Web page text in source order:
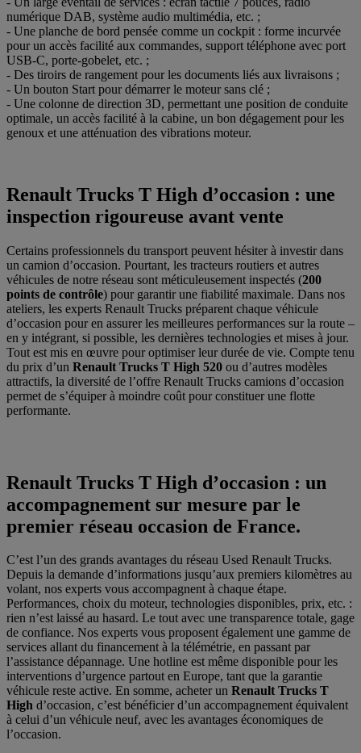
numérique DAB, système audio multimédia, etc. ;
- Une planche de bord pensée comme un cockpit : forme incurvée
pour un accès facilité aux commandes, support téléphone avec port
USB-C, porte-gobelet, etc. ;
- Des tiroirs de rangement pour les documents liés aux livraisons ;
- Un bouton Start pour démarrer le moteur sans clé ;
- Une colonne de direction 3D, permettant une position de conduite
optimale, un accès facilité à la cabine, un bon dégagement pour les
genoux et une atténuation des vibrations moteur.
Renault Trucks T High d’occasion : une
inspection rigoureuse avant vente
Certains professionnels du transport peuvent hésiter à investir dans
un camion d’occasion. Pourtant, les tracteurs routiers et autres
véhicules de notre réseau sont méticuleusement inspectés (200
points de contrôle) pour garantir une fiabilité maximale. Dans nos
ateliers, les experts Renault Trucks préparent chaque véhicule
d’occasion pour en assurer les meilleures performances sur la route –
en y intégrant, si possible, les dernières technologies et mises à jour.
Tout est mis en œuvre pour optimiser leur durée de vie. Compte tenu
du prix d’un Renault Trucks T High 520 ou d’autres modèles
attractifs, la diversité de l’offre Renault Trucks camions d’occasion
permet de s’équiper à moindre coût pour constituer une flotte
performante.
Renault Trucks T High d’occasion : un
accompagnement sur mesure par le
premier réseau occasion de France.
C’est l’un des grands avantages du réseau Used Renault Trucks.
Depuis la demande d’informations jusqu’aux premiers kilomètres au
volant, nos experts vous accompagnent à chaque étape.
Performances, choix du moteur, technologies disponibles, prix, etc. :
rien n’est laissé au hasard. Le tout avec une transparence totale, gage
de confiance. Nos experts vous proposent également une gamme de
services allant du financement à la télémétrie, en passant par
l’assistance dépannage. Une hotline est même disponible pour les
interventions d’urgence partout en Europe, tant que la garantie
véhicule reste active. En somme, acheter un Renault Trucks T
High d’occasion, c’est bénéficier d’un accompagnement équivalent
à celui d’un véhicule neuf, avec les avantages économiques de
l’occasion.